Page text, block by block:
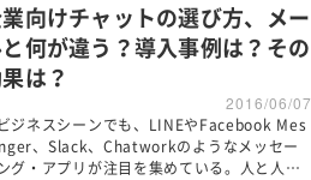
向けチャットの選び方、メー
何が違う？導入事例は？その
は？
2016/06/07
ジネスシーンでも、LINEやFacebook Mes
、Slack、Chatworkのようなメッセー
グ・アプリが注目を集めている。人と人…